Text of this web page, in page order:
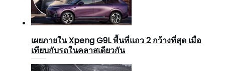
เผยภายใน Xpeng G9L พื้นที่แถว 2 กว้างที่สุด เมื่อ
เทียบกับรถในคลาสเดียวกัน